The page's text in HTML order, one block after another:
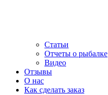
Статьи
Отчеты о рыбалке
Видео
Отзывы
О нас
Как сделать заказ